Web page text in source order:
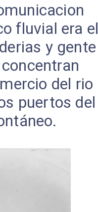
fluvial era el
y gente
del rio
puertos del